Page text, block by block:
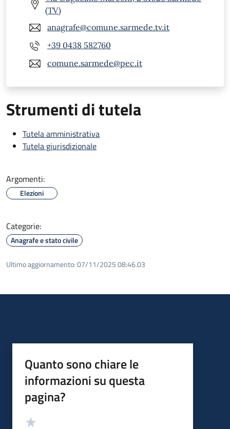
(TV)
anagrafe@comune.sarmede.tv.it
+39 0438 582760
comune.sarmede@pec.it
Strumenti di tutela
Tutela amministrativa
Tutela giurisdizionale
Argomenti:
Elezioni
Categorie:
Anagrafe e stato civile
Ultimo aggiornamento:07/11/2025 08:46.03
Quanto sono chiare le
informazioni su questa
pagina?
Valutazione